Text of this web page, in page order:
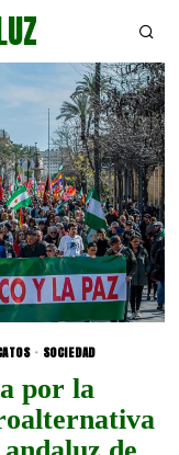
· SOCIEDAD
por la